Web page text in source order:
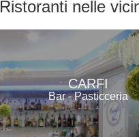
Ristoranti nelle
CARFI
Bar - Pasticceria